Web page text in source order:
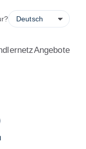
Filialsuche.
?
Angebote